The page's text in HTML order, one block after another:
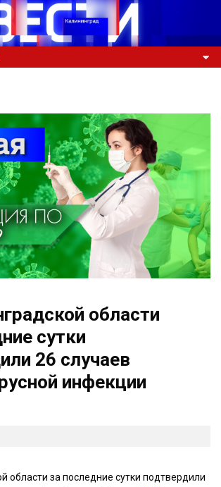
области
сутки
26 случаев
инфекции
области за последние сутки подтвердили